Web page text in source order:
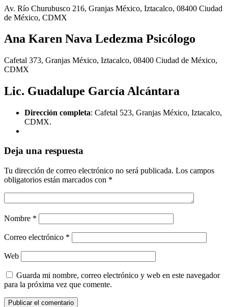
Av. Río Churubusco 216, Granjas México, Iztacalco, 08400 Ciudad
de México, CDMX
Ana Karen Nava Ledezma Psicólogo
Cafetal 373, Granjas México, Iztacalco, 08400 Ciudad de México,
CDMX
Lic. Guadalupe García Alcántara
Dirección completa: Cafetal 523, Granjas México, Iztacalco,
CDMX.
Deja una respuesta
Tu dirección de correo electrónico no será publicada. Los campos
obligatorios están marcados con *
Nombre *
Correo electrónico *
Web
Guarda mi nombre, correo electrónico y web en este navegador
para la próxima vez que comente.